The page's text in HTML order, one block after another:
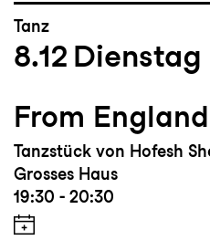
Tanz
8.12 Dienstag
From
Tanzstück von Hofesh
Grosses Haus
19:30 - 20:30